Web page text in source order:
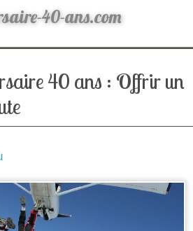
40-ans.com
40 ans : Offrir un